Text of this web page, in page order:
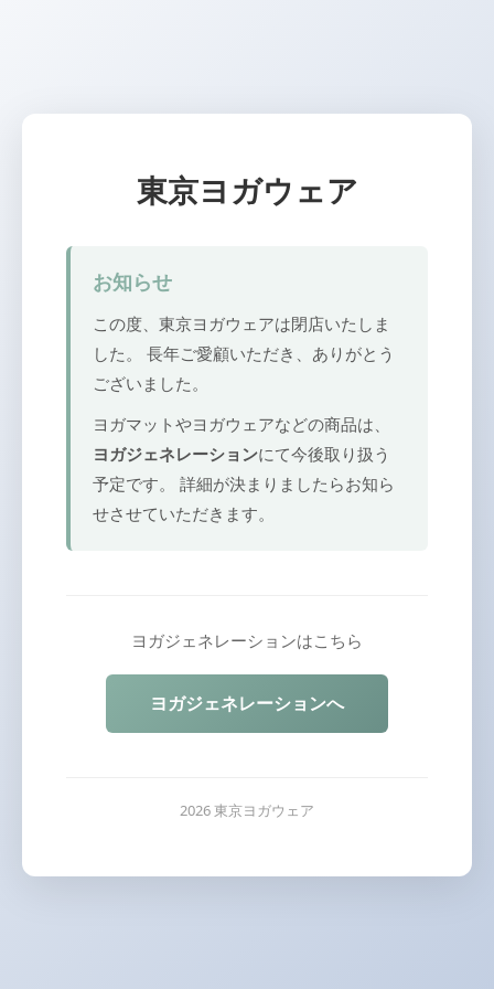
東京ヨガウェア
お知らせ
この度、東京ヨガウェアは閉店いたしま
した。 長年ご愛顧いただき、ありがとう
ございました。
ヨガマットやヨガウェアなどの商品は、
ヨガジェネレーションにて今後取り扱う
予定です。 詳細が決まりましたらお知ら
せさせていただきます。
ヨガジェネレーションはこちら
ヨガジェネレーションへ
2026 東京ヨガウェア